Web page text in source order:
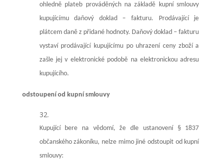
ohledně plateb prováděných na základě kupní smlouvy
kupujícímu daňový doklad – fakturu. Prodávající je
plátcem daně z přidané hodnoty. Daňový doklad – fakturu
vystaví prodávající kupujícímu po uhrazení ceny zboží a
zašle jej v elektronické podobě na elektronickou adresu
kupujícího.
odstoupení od kupní smlouvy
Kupující bere na vědomí, že dle ustanovení § 1837
občanského zákoníku, nelze mimo jiné odstoupit od kupní
smlouvy: